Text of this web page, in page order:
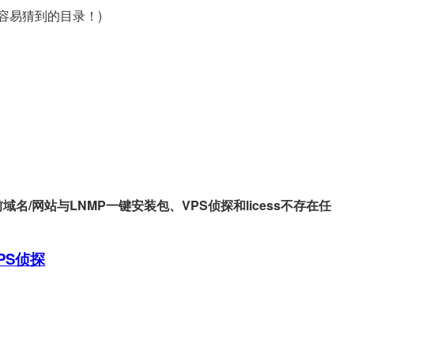
易猜到的目录！)
名/网站与LNMP一键安装包、VPS侦探和licess不存在任
侦探